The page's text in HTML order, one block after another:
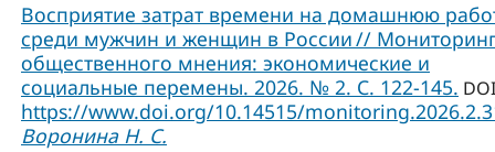
Восприятие затрат времени на домашнюю
среди мужчин и женщин в России //
общественного мнения: экономические и
социальные перемены. 2026. № 2. С. 122-145.
https://www.doi.org/10.14515/
Воронина Н. С.